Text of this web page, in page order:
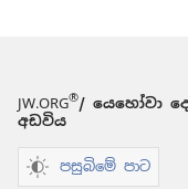
JW.ORG®/ යෙහෝවා
අඩවිය
පසුබිමේ පාට